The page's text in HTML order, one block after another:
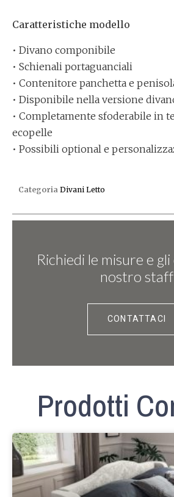
Caratteristiche modello
• Divano componibile
• Schienali portaguanciali
• Contenitore panchetta e
• Disponibile nella versione
• Completamente sfoderabile in
ecopelle
• Possibili optional e
Categoria Divani Letto
Richiedi le misure e
nostro staff
CONTATTACI
Prodotti